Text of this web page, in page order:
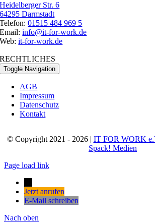
Heidelberger Str. 6
64295 Darmstadt
Telefon:01515 484 969 5
Email:info@it-for-work.de
Web:it-for-work.de
RECHTLICHES
Toggle Navigation
AGB
Impressum
Datenschutz
Kontakt
© Copyright 2021 - 2026 | IT FOR WORK
Spack! Medien
Page load link
Jetzt anrufen
E-Mail schreiben
Nach oben